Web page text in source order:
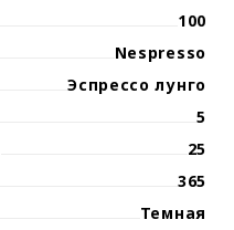
100
Nespresso
Эспрессо лунго
5
25
365
Темная